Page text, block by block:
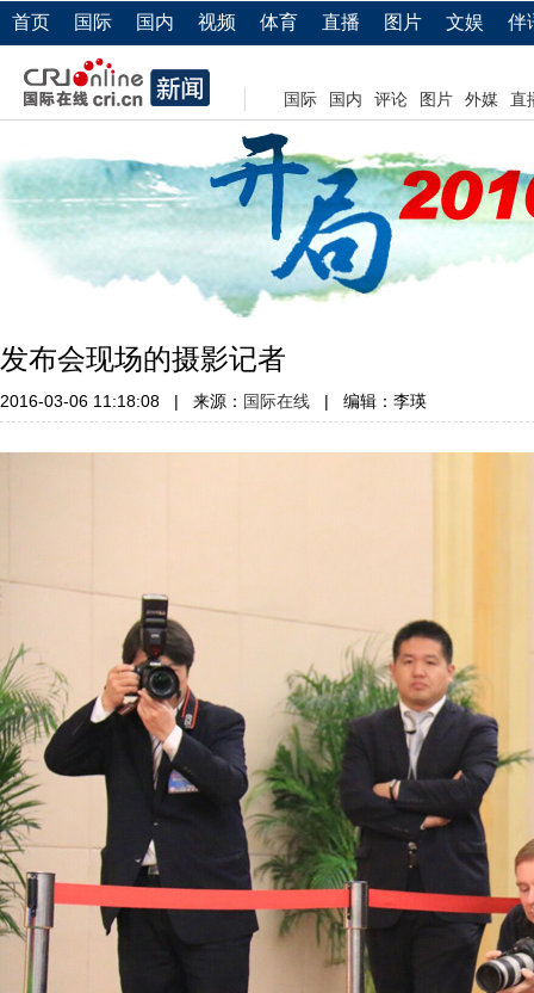
首页 国际 国内 视频 体育 直播 图片 文娱 伴
国际 国内 评论 图片 外媒 直
发布会现场的摄影记者
2016-03-06 11:18:08 | 来源： 国际在线 | 编辑：李瑛